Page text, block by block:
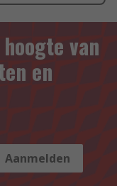
van
en
Aanmelden